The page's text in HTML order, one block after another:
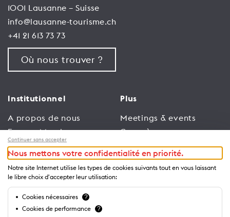
1001 Lausanne – Suisse
info@lausanne-tourisme.ch
+41 21 613 73 73
Où nous trouver ?
Institutionnel
A propos de nous
Espace Membres
Emploi
Conditions générales
d’utilisation
Politique de
confidentialité
Plus
Meetings & events
Congrès
Trade
Espace Médias
Annonceurs
Brochures et guides
Continuer sans accepter
Nous mettons votre confidentialité en priorité.
Notre site Internet utilise les types de cookies suivants tout en vous laissant
le libre choix d'accepter leur utilisation:
Cookies nécessaires ?
Cookies de performance ?